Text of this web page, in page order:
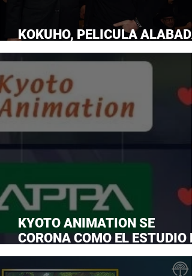
KOKUHO, PELICULA
POR TOM CRUISE
KYOTO ANIMATION SE
CORONA COMO EL ESTUDIO
ANIME FAVORITO Y LE ROBA
CORONA A MAPPA